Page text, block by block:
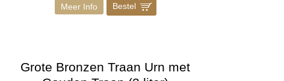
Meer Info Bestel ]
Grote Bronzen Traan Urn met